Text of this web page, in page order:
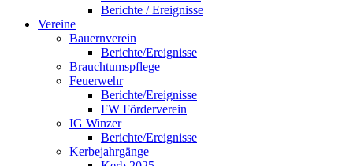
Berichte / Ereignisse
Vereine
Bauernverein
Berichte/Ereignisse
Brauchtumspflege
Feuerwehr
Berichte/Ereignisse
FW Förderverein
IG Winzer
Berichte/Ereignisse
Kerbejahrgänge